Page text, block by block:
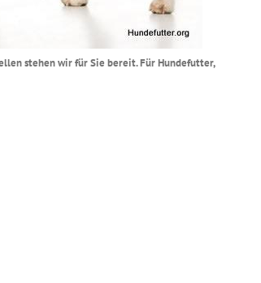
stehen wir für Sie bereit. Für Hundefutter,